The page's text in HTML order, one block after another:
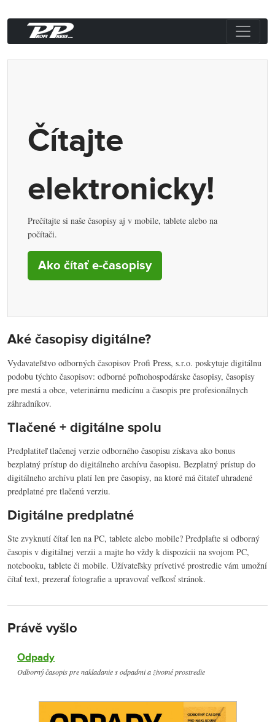
Čítajte
elektronicky!
Prečítajte si naše časopisy aj v mobile, tablete alebo na
počítači.
Ako čítať e-časopisy
Aké časopisy digitálne?
Vydavateľstvo odborných časopisov Profi Press, s.r.o. poskytuje digitálnu
podobu týchto časopisov: odborné poľnohospodárske časopisy, časopisy
pre mestá a obce, veterinárnu medicínu a časopis pre profesionálnych
záhradníkov.
Tlačené + digitálne spolu
Predplatiteľ tlačenej verzie odborného časopisu získava ako bonus
bezplatný prístup do digitálneho archívu časopisu. Bezplatný prístup do
digitálneho archívu platí len pre časopisy, na ktoré má čitateľ uhradené
predplatné pre tlačenú verziu.
Digitálne predplatné
Ste zvyknutí čítať len na PC, tablete alebo mobile? Predplaťte si odborný
časopis v digitálnej verzii a majte ho vždy k dispozícii na svojom PC,
notebooku, tablete či mobile. Užívateľsky prívetivé prostredie vám umožní
čítať text, prezerať fotografie a upravovať veľkosť stránok.
Právě vyšlo
Odpady
Odborný časopis pre nakladanie s odpadmi a životné prostredie